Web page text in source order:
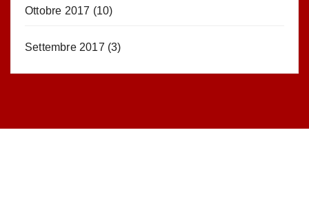
Ottobre 2017 (10)
Settembre 2017 (3)